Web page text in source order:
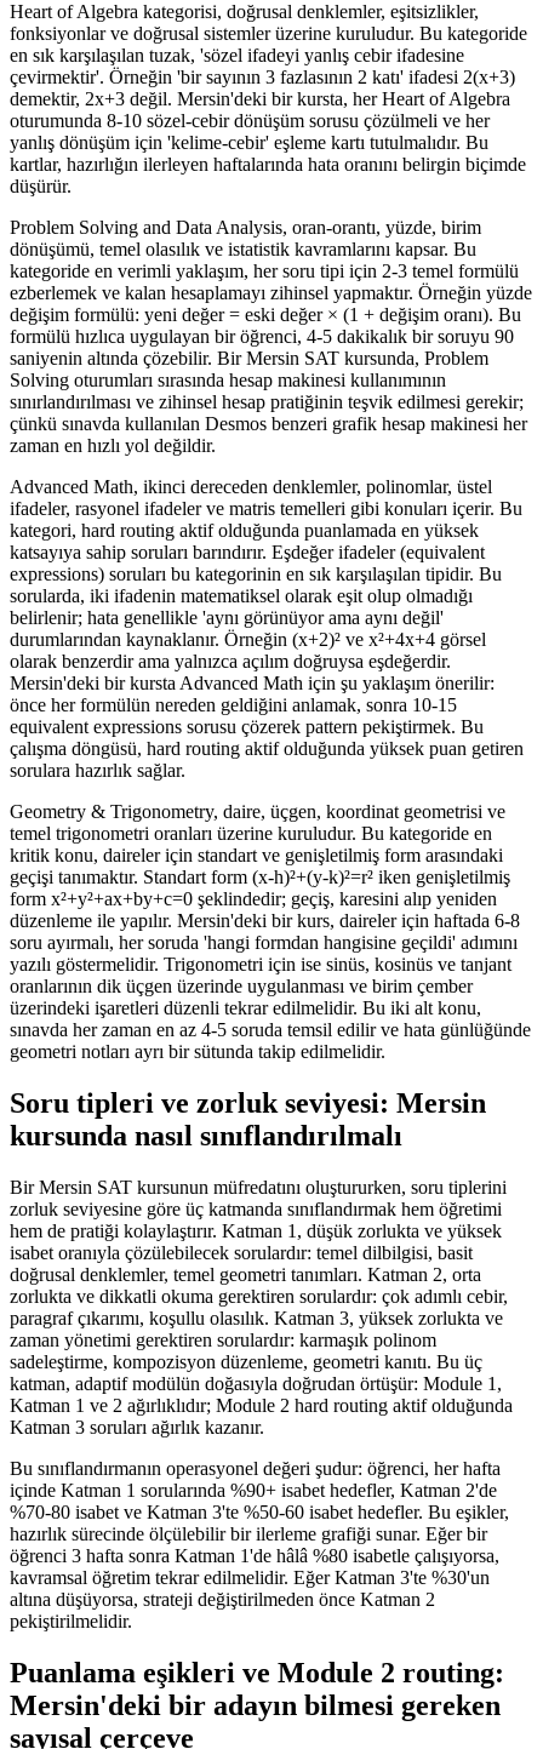
Heart of Algebra kategorisi, doğrusal denklemler, eşitsizlikler,
fonksiyonlar ve doğrusal sistemler üzerine kuruludur. Bu kategoride
en sık karşılaşılan tuzak, 'sözel ifadeyi yanlış cebir ifadesine
çevirmektir'. Örneğin 'bir sayının 3 fazlasının 2 katı' ifadesi 2(x+3)
demektir, 2x+3 değil. Mersin'deki bir kursta, her Heart of Algebra
oturumunda 8-10 sözel-cebir dönüşüm sorusu çözülmeli ve her
yanlış dönüşüm için 'kelime-cebir' eşleme kartı tutulmalıdır. Bu
kartlar, hazırlığın ilerleyen haftalarında hata oranını belirgin biçimde
düşürür.
Problem Solving and Data Analysis, oran-orantı, yüzde, birim
dönüşümü, temel olasılık ve istatistik kavramlarını kapsar. Bu
kategoride en verimli yaklaşım, her soru tipi için 2-3 temel formülü
ezberlemek ve kalan hesaplamayı zihinsel yapmaktır. Örneğin yüzde
değişim formülü: yeni değer = eski değer × (1 + değişim oranı). Bu
formülü hızlıca uygulayan bir öğrenci, 4-5 dakikalık bir soruyu 90
saniyenin altında çözebilir. Bir Mersin SAT kursunda, Problem
Solving oturumları sırasında hesap makinesi kullanımının
sınırlandırılması ve zihinsel hesap pratiğinin teşvik edilmesi gerekir;
çünkü sınavda kullanılan Desmos benzeri grafik hesap makinesi her
zaman en hızlı yol değildir.
Advanced Math, ikinci dereceden denklemler, polinomlar, üstel
ifadeler, rasyonel ifadeler ve matris temelleri gibi konuları içerir. Bu
kategori, hard routing aktif olduğunda puanlamada en yüksek
katsayıya sahip soruları barındırır. Eşdeğer ifadeler (equivalent
expressions) soruları bu kategorinin en sık karşılaşılan tipidir. Bu
sorularda, iki ifadenin matematiksel olarak eşit olup olmadığı
belirlenir; hata genellikle 'aynı görünüyor ama aynı değil'
durumlarından kaynaklanır. Örneğin (x+2)² ve x²+4x+4 görsel
olarak benzerdir ama yalnızca açılım doğruysa eşdeğerdir.
Mersin'deki bir kursta Advanced Math için şu yaklaşım önerilir:
önce her formülün nereden geldiğini anlamak, sonra 10-15
equivalent expressions sorusu çözerek pattern pekiştirmek. Bu
çalışma döngüsü, hard routing aktif olduğunda yüksek puan getiren
sorulara hazırlık sağlar.
Geometry & Trigonometry, daire, üçgen, koordinat geometrisi ve
temel trigonometri oranları üzerine kuruludur. Bu kategoride en
kritik konu, daireler için standart ve genişletilmiş form arasındaki
geçişi tanımaktır. Standart form (x-h)²+(y-k)²=r² iken genişletilmiş
form x²+y²+ax+by+c=0 şeklindedir; geçiş, karesini alıp yeniden
düzenleme ile yapılır. Mersin'deki bir kurs, daireler için haftada 6-8
soru ayırmalı, her soruda 'hangi formdan hangisine geçildi' adımını
yazılı göstermelidir. Trigonometri için ise sinüs, kosinüs ve tanjant
oranlarının dik üçgen üzerinde uygulanması ve birim çember
üzerindeki işaretleri düzenli tekrar edilmelidir. Bu iki alt konu,
sınavda her zaman en az 4-5 soruda temsil edilir ve hata günlüğünde
geometri notları ayrı bir sütunda takip edilmelidir.
Soru tipleri ve zorluk seviyesi: Mersin
kursunda nasıl sınıflandırılmalı
Bir Mersin SAT kursunun müfredatını oluştururken, soru tiplerini
zorluk seviyesine göre üç katmanda sınıflandırmak hem öğretimi
hem de pratiği kolaylaştırır. Katman 1, düşük zorlukta ve yüksek
isabet oranıyla çözülebilecek sorulardır: temel dilbilgisi, basit
doğrusal denklemler, temel geometri tanımları. Katman 2, orta
zorlukta ve dikkatli okuma gerektiren sorulardır: çok adımlı cebir,
paragraf çıkarımı, koşullu olasılık. Katman 3, yüksek zorlukta ve
zaman yönetimi gerektiren sorulardır: karmaşık polinom
sadeleştirme, kompozisyon düzenleme, geometri kanıtı. Bu üç
katman, adaptif modülün doğasıyla doğrudan örtüşür: Module 1,
Katman 1 ve 2 ağırlıklıdır; Module 2 hard routing aktif olduğunda
Katman 3 soruları ağırlık kazanır.
Bu sınıflandırmanın operasyonel değeri şudur: öğrenci, her hafta
içinde Katman 1 sorularında %90+ isabet hedefler, Katman 2'de
%70-80 isabet ve Katman 3'te %50-60 isabet hedefler. Bu eşikler,
hazırlık sürecinde ölçülebilir bir ilerleme grafiği sunar. Eğer bir
öğrenci 3 hafta sonra Katman 1'de hâlâ %80 isabetle çalışıyorsa,
kavramsal öğretim tekrar edilmelidir. Eğer Katman 3'te %30'un
altına düşüyorsa, strateji değiştirilmeden önce Katman 2
pekiştirilmelidir.
Puanlama eşikleri ve Module 2 routing:
Mersin'deki bir adayın bilmesi gereken
sayısal çerçeve